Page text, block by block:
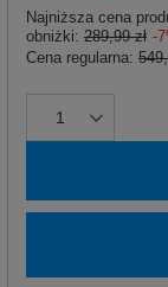
Najniższa cena
obniżki: 289,99 zł -
Cena regularna: